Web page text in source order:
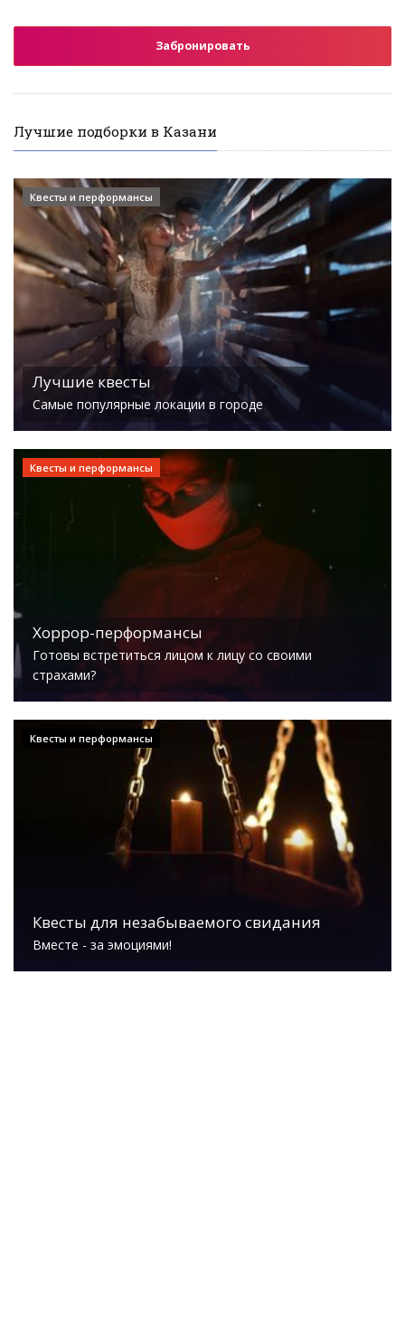
Забронировать
Лучшие подборки в Казани
Квесты и перформансы
Лучшие квесты
Самые популярные локации в городе
Квесты и перформансы
Хоррор-перформансы
Готовы встретиться лицом к лицу со своими
страхами?
Квесты и перформансы
Квесты для незабываемого свидания
Вместе - за эмоциями!